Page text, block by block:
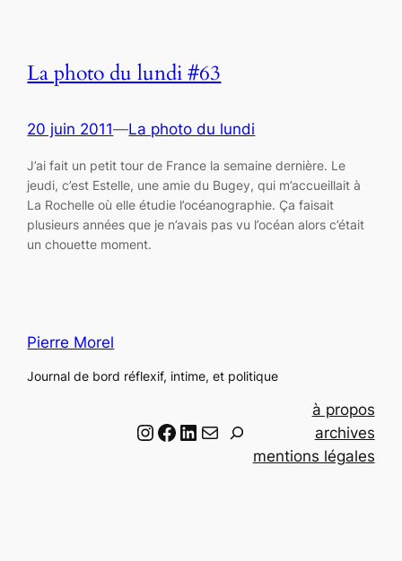
La photo du lundi #63
20 juin 2011—La photo du lundi
J’ai fait un petit tour de France la semaine dernière. Le
jeudi, c’est Estelle, une amie du Bugey, qui m’accueillait à
La Rochelle où elle étudie l’océanographie. Ça faisait
plusieurs années que je n’avais pas vu l’océan alors c’était
un chouette moment.
Pierre Morel
Journal de bord réflexif, intime, et politique
Instagram Facebook LinkedIn Email
à propos
archives
mentions légales